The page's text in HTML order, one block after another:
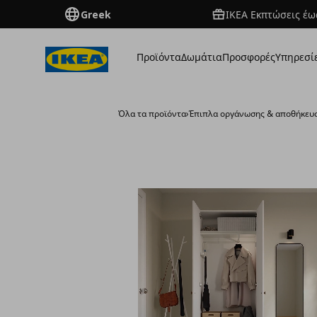
Greek ΙΚΕΑ Εκπτώσεις
ΠροϊόνταΔωμάτιαΠροσφορές
Όλα τα προϊόντα›Έπιπλα οργάνωσης &